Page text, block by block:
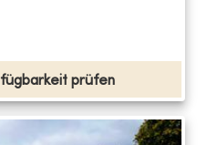
prüfen